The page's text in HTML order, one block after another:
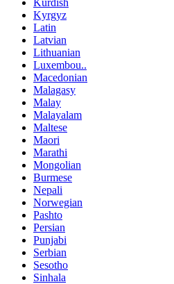
Kurdish
Kyrgyz
Latin
Latvian
Lithuanian
Luxembou..
Macedonian
Malagasy
Malay
Malayalam
Maltese
Maori
Marathi
Mongolian
Burmese
Nepali
Norwegian
Pashto
Persian
Punjabi
Serbian
Sesotho
Sinhala